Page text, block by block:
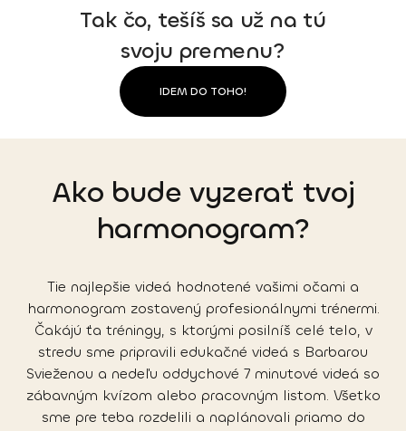
Tak čo, tešíš sa už na tú
svoju premenu?
IDEM DO TOHO!
Ako bude vyzerať tvoj
harmonogram?
Tie najlepšie videá hodnotené vašimi očami a
harmonogram zostavený profesionálnymi trénermi.
Čakájú ťa tréningy, s ktorými posilníš celé telo, v
stredu sme pripravili edukačné videá s Barbarou
Svieženou a nedeľu oddychové 7 minutové videá so
zábavným kvízom alebo pracovným listom. Všetko
sme pre teba rozdelili a naplánovali priamo do